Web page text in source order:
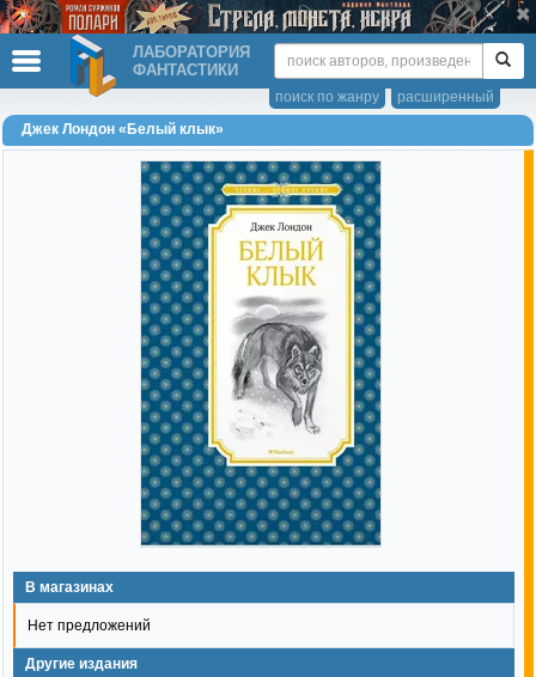
ЛАБОРАТОРИЯ
ФАНТАСТИКИ
расширенный
поиск по жанру
Джек Лондон «Белый клык»
В магазинах
Нет предложений
Другие издания